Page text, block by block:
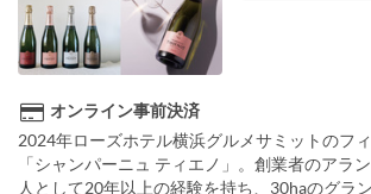
オンライン事前決済
2024年ローズホテル横浜グルメサミットのフ
「シャンパーニュ ティエノ」。創業者のアラ
人として20年以上の経験を持ち、30haのグラ